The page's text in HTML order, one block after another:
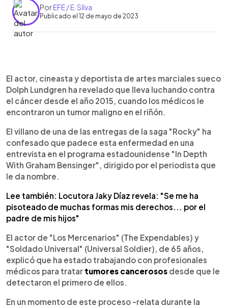
PorEFE / E. Silva
Publicado el 12 de mayo de 2023
Escuchar artículo
El actor, cineasta y deportista de artes marciales sueco
Dolph Lundgren ha revelado que lleva luchando contra
el cáncer desde el año 2015, cuando los médicos le
encontraron un tumor maligno en el riñón.
El villano de una de las entregas de la saga "Rocky" ha
confesado que padece esta enfermedad en una
entrevista en el programa estadounidense "In Depth
With Graham Bensinger", dirigido por el periodista que
le da nombre.
Lee también: Locutora Jaky Díaz revela: "Se me ha
pisoteado de muchas formas mis derechos... por el
padre de mis hijos"
El actor de "Los Mercenarios" (The Expendables) y
"Soldado Universal" (Universal Soldier), de 65 años,
explicó que ha estado trabajando con profesionales
médicos para tratar tumores cancerosos desde que le
detectaron el primero de ellos.
En un momento de este proceso -relata durante la